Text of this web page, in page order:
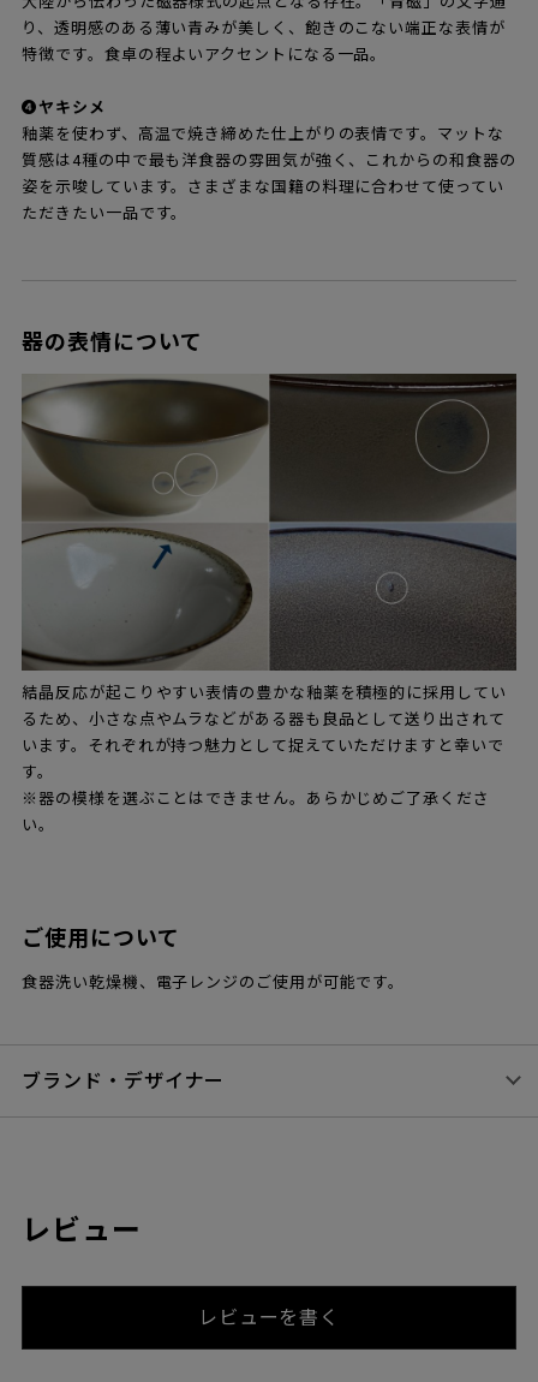
り、透明感のある薄い青みが美しく、飽きのこない端正な表情が
特徴です。食卓の程よいアクセントになる一品。
❹ヤキシメ
釉薬を使わず、高温で焼き締めた仕上がりの表情です。マットな
質感は4種の中で最も洋食器の雰囲気が強く、これからの和食器の
姿を示唆しています。さまざまな国籍の料理に合わせて使ってい
ただきたい一品です。
器の表情について
結晶反応が起こりやすい表情の豊かな釉薬を積極的に採用してい
るため、小さな点やムラなどがある器も良品として送り出されて
います。それぞれが持つ魅力として捉えていただけますと幸いで
す。
※器の模様を選ぶことはできません。あらかじめご了承くださ
い。
ご使用について
食器洗い乾燥機、電子レンジのご使用が可能です。
ブランド・デザイナー
レビュー
レビューを書く